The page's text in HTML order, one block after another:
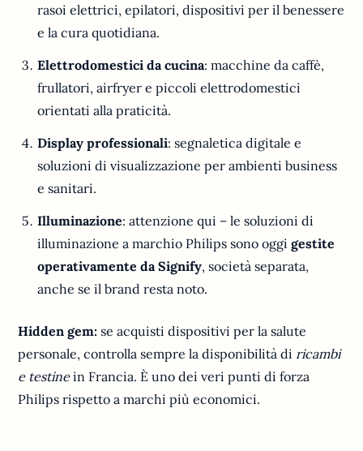
rasoi elettrici, epilatori, dispositivi per il benessere
e la cura quotidiana.
Elettrodomestici da cucina: macchine da caffè,
frullatori, airfryer e piccoli elettrodomestici
orientati alla praticità.
Display professionali: segnaletica digitale e
soluzioni di visualizzazione per ambienti business
e sanitari.
Illuminazione: attenzione qui – le soluzioni di
illuminazione a marchio Philips sono oggigestite
operativamente da Signify, società separata,
anche se il brand resta noto.
Hidden gem: se acquisti dispositivi per la salute
personale, controlla sempre la disponibilità di ricambi
e testinein Francia. È uno dei veri punti di forza
Philips rispetto a marchi più economici.